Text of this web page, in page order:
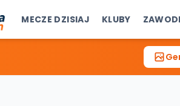
MECZE DZISIAJ KLUBY